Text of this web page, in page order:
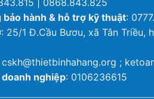
bảo hành & hỗ trợ kỹ thuật:
: 25/1 Đ.Cầu Bươu, xã Tân Triều,
cskh@thietbinhahang.org ;
doanh nghiệp: 0106236615